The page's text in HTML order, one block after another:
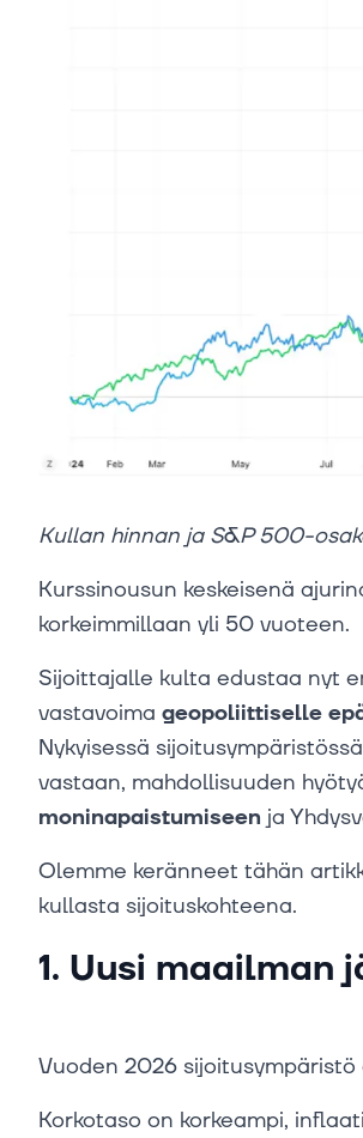
Kullan hinnan ja S&P 500-
Kurssinousun keskeisenä
korkeimmillaan yli 50 vuoteen.
Sijoittajalle kulta edustaa nyt
vastavoima geopoliittiselle
Nykyisessä
vastaan, mahdollisuuden
moninapaistumiseen ja
Olemme keränneet tähän
kullasta sijoituskohteena.
1. Uusi maailman
Vuoden 2026
Korkotaso on korkeampi,